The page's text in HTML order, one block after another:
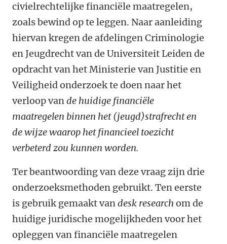
civielrechtelijke financiële maatregelen,
zoals bewind op te leggen. Naar aanleiding
hiervan kregen de afdelingen Criminologie
en Jeugdrecht van de Universiteit Leiden de
opdracht van het Ministerie van Justitie en
Veiligheid onderzoek te doen naar het
verloop vande huidige financiële
maatregelen binnen het (jeugd)strafrecht en
de wijze waarop het financieel toezicht
verbeterd zou kunnen worden.
Ter beantwoording van deze vraag zijn drie
onderzoeksmethoden gebruikt. Ten eerste
is gebruik gemaakt vandesk research om de
huidige juridische mogelijkheden voor het
opleggen van financiële maatregelen